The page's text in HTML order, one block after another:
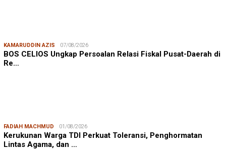
KAMARUDDIN AZIS 07/08/2026
BOS CELIOS Ungkap Persoalan Relasi Fiskal Pusat-Daerah di
Re…
FADIAH MACHMUD 01/08/2026
Kerukunan Warga TDI Perkuat Toleransi, Penghormatan
Lintas Agama, dan …